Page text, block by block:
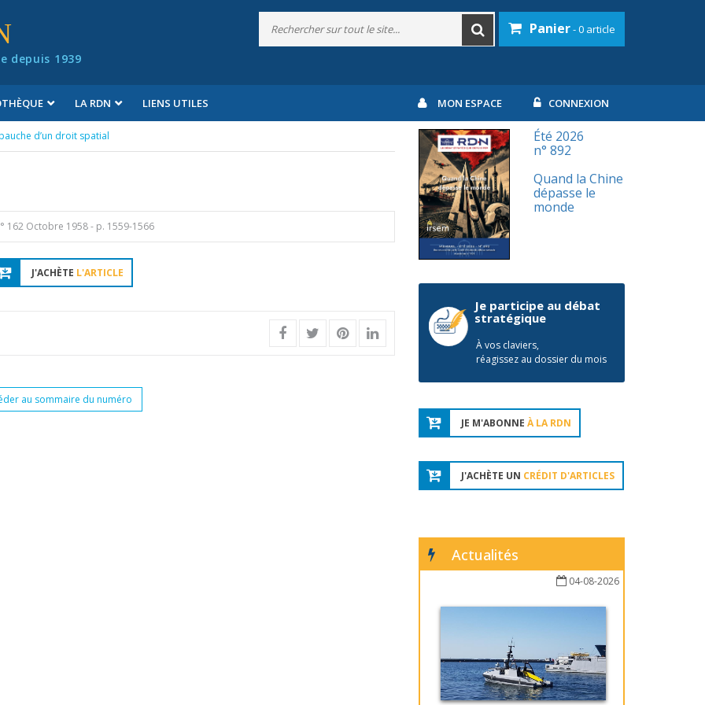
depuis 1939
Panier- 0 article
LA RDN LIENS UTILES MON ESPACE CONNEXION
d’un droit spatial
162 Octobre 1958- p. 1559-1566
J'ACHÈTE L'ARTICLE
au sommaire du numéro
Été 2026
n° 892
Quand la Chine
dépasse le
monde
Je participe au débat
stratégique
À vos claviers,
réagissez au dossier du mois
JE M'ABONNE À LA RDN
J'ACHÈTE UN CRÉDIT D'ARTICLES
Actualités
04-08-2026